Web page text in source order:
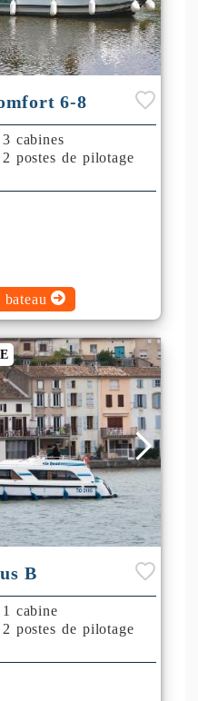
6-8
3 cabines
2 postes de pilotage
bateau
B
1 cabine
2 postes de pilotage